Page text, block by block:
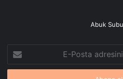
Abuk
Posta
adresinizi